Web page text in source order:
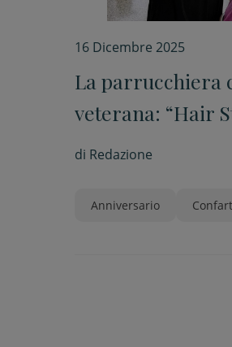
16 Dicembre 2025
La parrucchiera
veterana: “Hair
Evangelisti
di Redazione
Anniversario